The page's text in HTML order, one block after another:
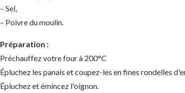
– Sel,
– Poivre du moulin.
Préparation :
Préchauffez votre four à 200°C
Épluchez les panais et coupez-les en fines rondelles
Épluchez et émincez l'oignon.